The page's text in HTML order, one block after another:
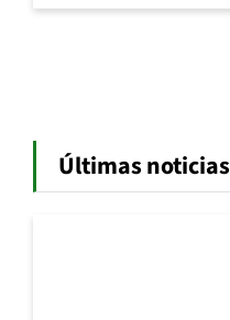
Últimas noticias